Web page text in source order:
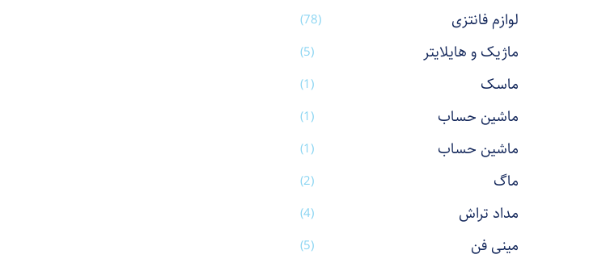
لوازم فانتزی (78)
ماژیک و هایلایتر (5)
ماسک (1)
ماشین حساب (1)
ماشین حساب (1)
ماگ (2)
مداد تراش (4)
مینی فن (5)